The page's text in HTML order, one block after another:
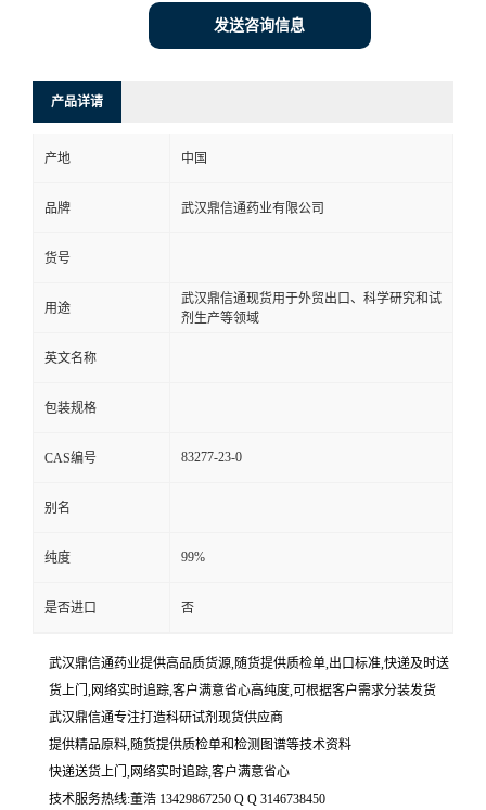
线
发送咨询信息
产品详请
产地 中国
品牌 武汉鼎信通药业有限公司
货号
用途
武汉鼎信通现货用于外贸出口、科学研究和试
剂生产等领域
英文名称
包装规格
CAS编号 83277-23-0
别名
纯度 99%
是否进口 否
武汉鼎信通药业提供高品质货源,随货提供质检单,出口标准,快递及时送
货上门,网络实时追踪,客户满意省心高纯度,可根据客户需求分装发货
武汉鼎信通专注打造科研试剂现货供应商
提供精品原料,随货提供质检单和检测图谱等技术资料
快递送货上门,网络实时追踪,客户满意省心
技术服务热线:董浩 13429867250 Q Q 3146738450